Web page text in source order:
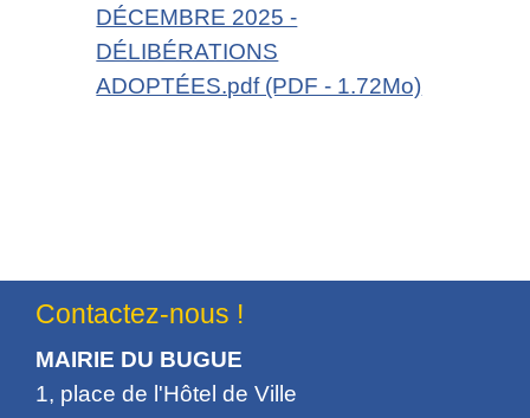
DÉCEMBRE 2025 -
DÉLIBÉRATIONS
ADOPTÉES.pdf (PDF - 1.72Mo)
Contactez-nous !
MAIRIE DU BUGUE
1, place de l'Hôtel de Ville